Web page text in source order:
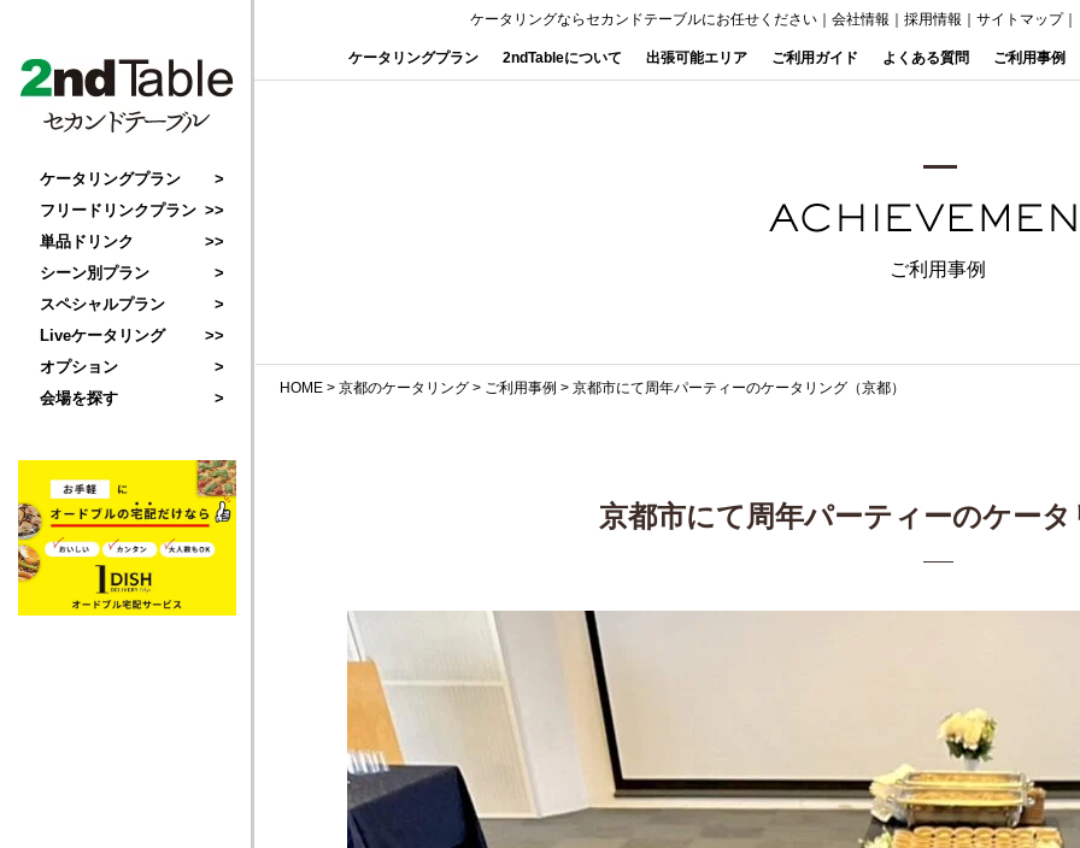
ケータリングならセカンドテーブルにお任せください 会社情報 採用情報 サイトマップ｜
ケータリングプラン 2ndTableについて 出張可能エリア ご利用ガイド よくある質問 ご利用事例
ケータリングプラン
フリードリンクプラン
単品ドリンク
シーン別プラン
スペシャルプラン
Liveケータリング
オプション
会場を探す
ご利用事例
HOME > 京都のケータリング > ご利用事例 > 京都市にて周年パーティーのケータリング（京都）
京都市にて周年パーティーのケー